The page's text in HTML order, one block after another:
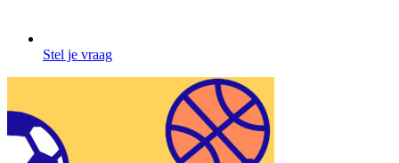
Stel je vraag